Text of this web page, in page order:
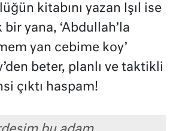
kitabını yazan Işıl ise
yana, ‘Abdullah’la
yan cebime koy’
beter, planlı ve taktikli
çıktı haspam!